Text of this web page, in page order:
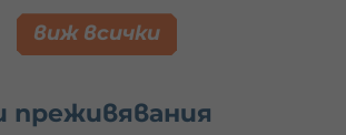
виж всички
преживявания